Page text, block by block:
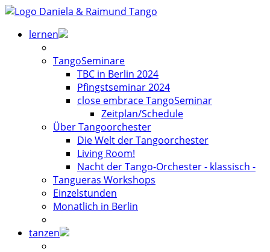
lernen
TangoSeminare
TBC in Berlin 2024
Pfingstseminar 2024
close embrace TangoSeminar
Zeitplan/Schedule
Über Tangoorchester
Die Welt der Tangoorchester
Living Room!
Nacht der Tango-Orchester - klassisch -
Tangueras Workshops
Einzelstunden
Monatlich in Berlin
tanzen